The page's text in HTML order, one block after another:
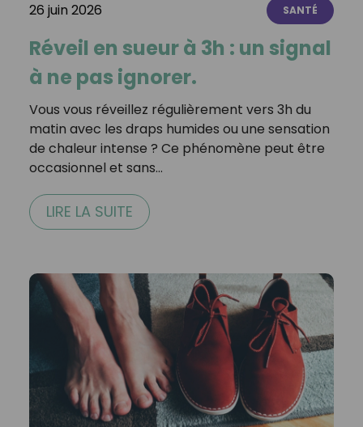
26 juin 2026 SANTÉ
Réveil en sueur à 3h : un signal
à ne pas ignorer.
Vous vous réveillez régulièrement vers 3h du
matin avec les draps humides ou une sensation
de chaleur intense ? Ce phénomène peut être
occasionnel et sans…
LIRE LA SUITE